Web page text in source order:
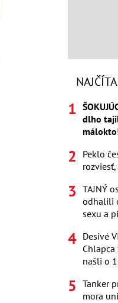
dlho
Peklo
rozviesť,
TAJNÝ
odhalili
sexu a
Desivé
našli o
Tanker
mora